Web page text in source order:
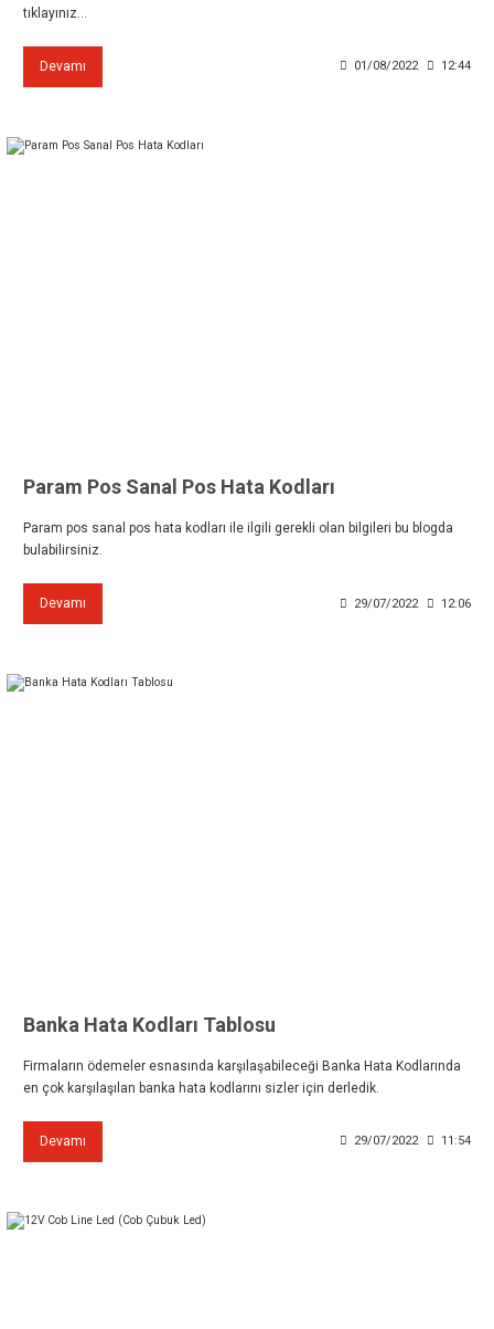
tıklayınız...
Devamı 01/08/2022 12:44
Param Pos Sanal Pos Hata Kodları
Param pos sanal pos hata kodları ile ilgili gerekli olan bilgileri bu blogda
bulabilirsiniz.
Devamı 29/07/2022 12:06
Banka Hata Kodları Tablosu
Firmaların ödemeler esnasında karşılaşabileceği Banka Hata Kodlarında
en çok karşılaşılan banka hata kodlarını sizler için derledik.
Devamı 29/07/2022 11:54